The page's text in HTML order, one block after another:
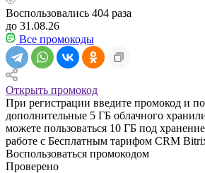
Воспользовались 404 раза
до 31.08.26
Все промокоды
Открыть промокод
При регистрации введите промокод и
дополнительные 5 ГБ облачного
можете пользоваться 10 ГБ под
работе с Бесплатным тарифом CRM
Воспользоваться промокодом
Проверено